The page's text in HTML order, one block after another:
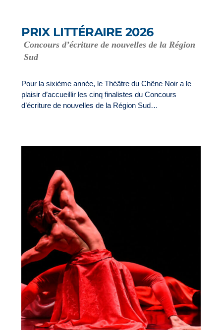
PRIX LITTÉRAIRE 2026
Concours d’écriture de nouvelles de la Région
Sud
Pour la sixième année, le Théâtre du Chêne Noir a le
plaisir d’accueillir les cinq finalistes du Concours
d’écriture de nouvelles de la Région Sud…